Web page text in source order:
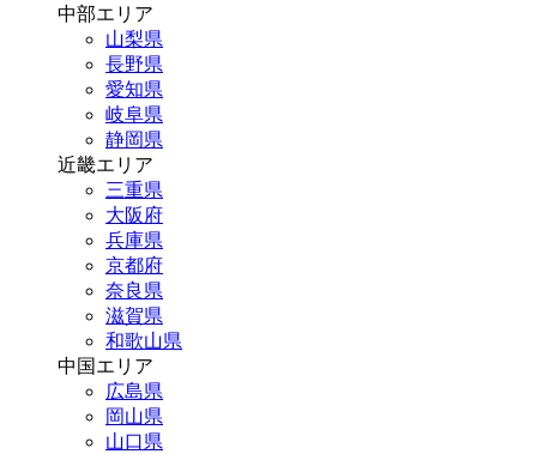
中部エリア
山梨県
長野県
愛知県
岐阜県
静岡県
近畿エリア
三重県
大阪府
兵庫県
京都府
奈良県
滋賀県
和歌山県
中国エリア
広島県
岡山県
山口県